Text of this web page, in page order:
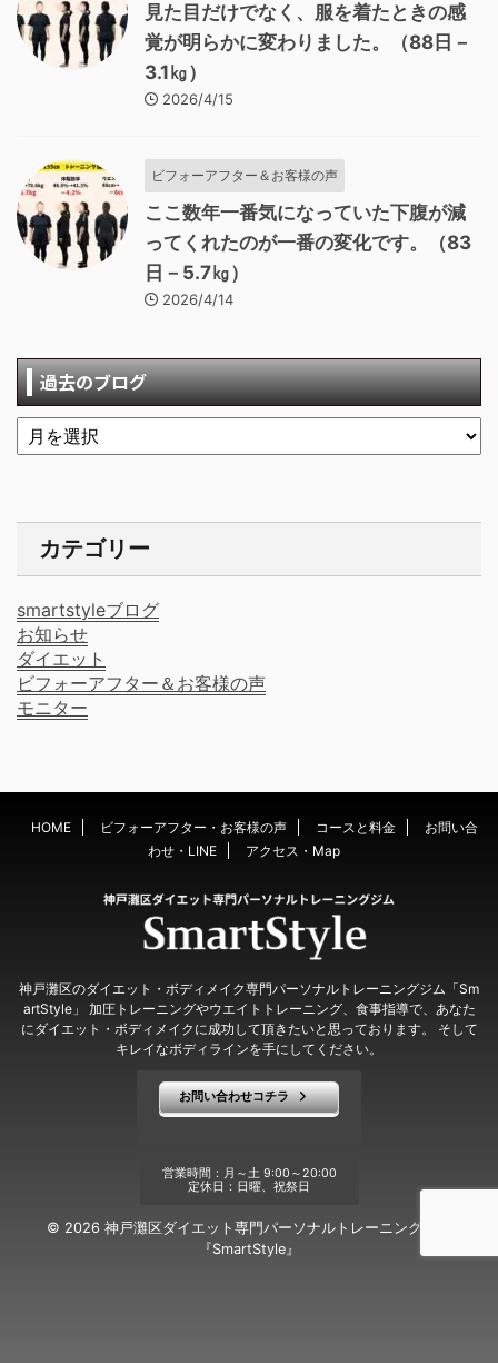
見た目だけでなく、服を着たときの感
覚が明らかに変わりました。（88日－
3.1㎏）
2026/4/15
ビフォーアフター＆お客様の声
ここ数年一番気になっていた下腹が減
ってくれたのが一番の変化です。（83
日－5.7㎏）
2026/4/14
過去のブログ
カテゴリー
smartstyleブログ
お知らせ
ダイエット
ビフォーアフター＆お客様の声
モニター
HOME ビフォーアフター・お客様の声 コースと料金
お問い合
わせ・LINE
アクセス・Map
神戸灘区のダイエット・ボディメイク専門パーソナルトレーニングジム「Sm
artStyle」 加圧トレーニングやウエイトトレーニング、食事指導で、あなた
にダイエット・ボディメイクに成功して頂きたいと思っております。 そして
キレイなボディラインを手にしてください。
お問い合わせコチラ
営業時間：月～土 9:00～20:00
定休日：日曜、祝祭日
© 2026 神戸灘区ダイエット専門パーソナルトレーニングジム
『SmartStyle』